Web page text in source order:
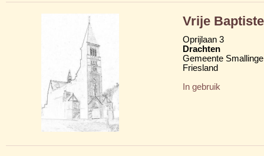
Vrije
Oprijlaan 3
Drachten
Gemeente
Friesland
In gebruik